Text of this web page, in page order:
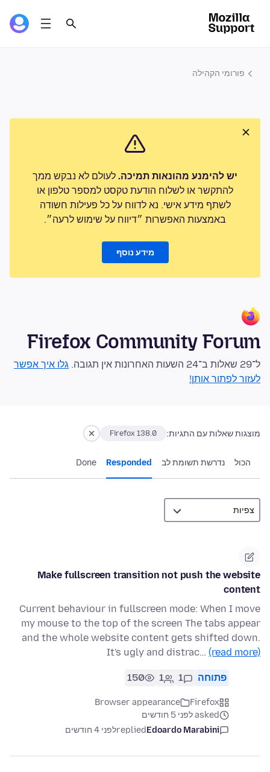
פורומי הקהילה
יש להימנע מהונאות תמיכה. לעולם לא נבקש ממך
להתקשר או לשלוח הודעת טקסט למספר טלפון או
לשתף מידע אישי. נא לדווח על כל פעילות חשודה
באמצעות האפשרות ״דיווח על שימוש לרעה״.
מידע נוסף
Firefox Community Forum
ל־29 שאלות ב־24 השעות האחרונות אין תגובה.
גלו איך אפשר
לעזור לפתור אותן!
מוצגות שאלות עם התגיות: Firefox 138.0
הכול נדרשת תשומת לב Responded
Done
Make fullscreen transition not push the website
content
Current behaviour in fullscreen mode: When I move
my mouse to the top of the screen The tabs appear
and the whole website content gets shifted down.
It's ugly and distrac… (read more)
פתוחה 1
1
150
Firefox
Browser appearance
asked לפני 5 חודשים
Edoardo Marabini
repliedלפני 4 חודשים